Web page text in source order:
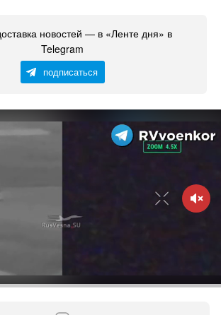
новостей — в «Ленте дня» в
Telegram
подписаться